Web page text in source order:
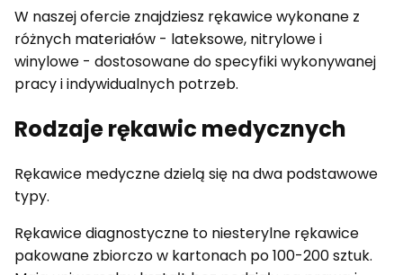
W naszej ofercie znajdziesz rękawice wykonane z
różnych materiałów - lateksowe, nitrylowe i
winylowe - dostosowane do specyfiki wykonywanej
pracy i indywidualnych potrzeb.
Rodzaje rękawic medycznych
Rękawice medyczne dzielą się na dwa podstawowe
typy.
Rękawice diagnostyczne to niesterylne rękawice
pakowane zbiorczo w kartonach po 100-200 sztuk.